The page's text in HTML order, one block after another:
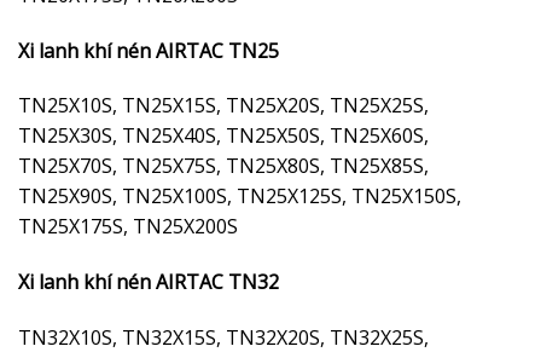
Xi lanh khí nén AIRTAC TN25
TN25X10S, TN25X15S, TN25X20S, TN25X25S,
TN25X30S, TN25X40S, TN25X50S, TN25X60S,
TN25X70S, TN25X75S, TN25X80S, TN25X85S,
TN25X90S, TN25X100S, TN25X125S, TN25X150S,
TN25X175S, TN25X200S
Xi lanh khí nén AIRTAC TN32
TN32X10S, TN32X15S, TN32X20S, TN32X25S,